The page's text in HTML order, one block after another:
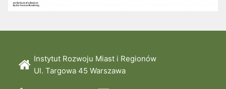
Instytut Rozwoju Miast i Regionów
Ul. Targowa 45 Warszawa